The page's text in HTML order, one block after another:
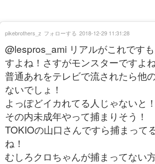
@lespros_ami リアルがこれです
すよね！さすがモンスターですよ
普通あれをテレビで流されたら他
ないでしょ！
よっぽどイカれてる人じゃないと！
その内未成年やって捕まりそう！
TOKIOの山口さんですら捕まって
ね！
むしろクロちゃんが捕まってない
pikebrothers_z フォローする 2018-12-29 11:31:28